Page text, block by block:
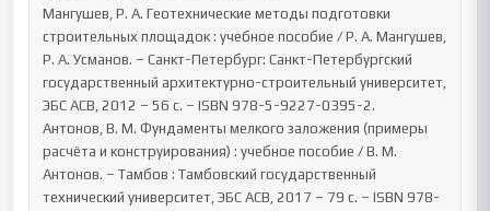
Мангушев, Р. А. Геотехнические методы подготовки
строительных площадок : учебное пособие / Р. А. Мангушев,
Р. А. Усманов. – Санкт-Петербург: Санкт-Петербургский
государственный архитектурно-строительный университет,
ЭБС АСВ, 2012 – 56 c. – ISBN 978-5-9227-0395-2.
Антонов, В. М. Фундаменты мелкого заложения (примеры
расчёта и конструирования) : учебное пособие / В. М.
Антонов. – Тамбов : Тамбовский государственный
технический университет, ЭБС АСВ, 2017 – 79 c. – ISBN 978-